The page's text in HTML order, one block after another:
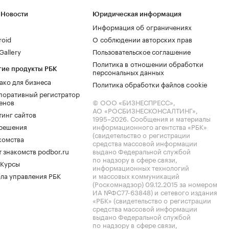
продукты РБК
для бизнеса
регистратор
сайтов
знакомств podbor.ru
управления РБК
Юридическая информация
Информация об ограничениях
О соблюдении авторских прав
Пользовательское соглашение
Политика в отношении обработки
персональных данных
Политика обработки файлов cookie
© ООО «БИЗНЕСПРЕСС»,
АО «РОСБИЗНЕСКОНСАЛТИНГ»,
1995–2026. Сообщения и материалы
информационного агентства «РБК»
(свидетельство о регистрации
средства массовой информации
выдано Федеральной службой
по надзору в сфере связи,
информационных технологий
и массовых коммуникаций
(Роскомнадзор) 09.12.2015 за номером
ИА №ФС77-63848) и сетевого издания
«РБК» (свидетельство о регистрации
средства массовой информации
выдано Федеральной службой
по надзору в сфере связи,